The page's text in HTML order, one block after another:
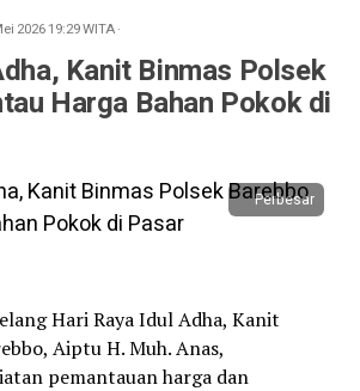
202619:29WITA·
Kanit Binmas Polsek
Harga Bahan Pokok di
Perbesar
Hari Raya Idul Adha, Kanit
Aiptu H. Muh. Anas,
pemantauan harga dan